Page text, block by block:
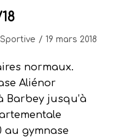
19 mars 2018
normaux.
Aliénor
Barbey jusqu’à
au gymnase